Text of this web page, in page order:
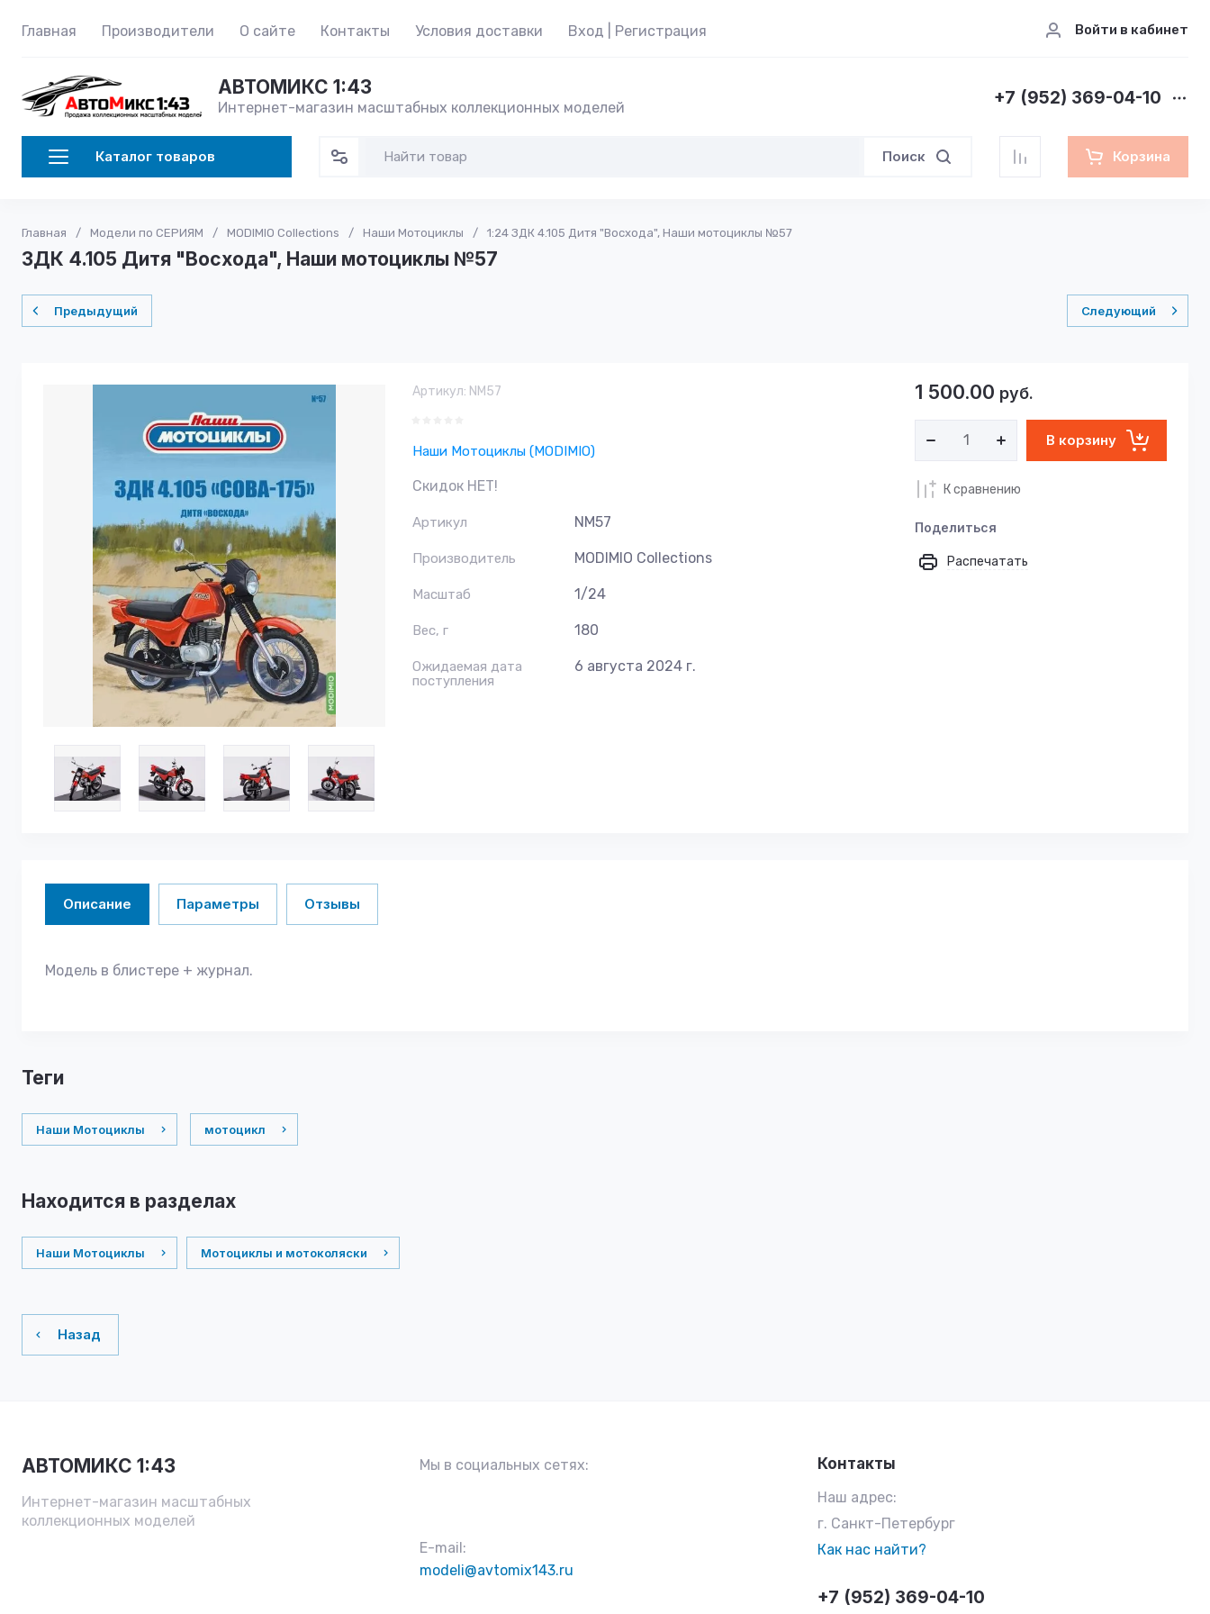
Главная Производители О сайте Контакты Условия доставки Вход | Регистрация Войти в кабинет
АВТОМИКС 1:43
Интернет-магазин масштабных коллекционных моделей +7 (952) 369-04-10
Каталог товаров Поиск Корзина
Главная / Модели по СЕРИЯМ / MODIMIO Collections / Наши Мотоциклы / 1:24 ЗДК 4.105 Дитя "Восхода", Наши мотоциклы №57
ЗДК 4.105 Дитя "Восхода", Наши мотоциклы №57
Предыдущий Следующий
Артикул: NM57
Наши Мотоциклы (MODIMIO)
Скидок НЕТ!
Артикул NM57
Производитель MODIMIO Collections
Масштаб 1/24
Вес, г 180
Ожидаемая дата
поступления
6 августа 2024 г.
1 500.00 руб.
В корзину
К сравнению
Поделиться
Распечатать
Описание Параметры Отзывы
Модель в блистере + журнал.
теги
Наши Мотоциклы мотоцикл
Находится в разделах
Наши Мотоциклы Мотоциклы и мотоколяски
Назад
АВТОМИКС 1:43
Интернет-магазин масштабных
коллекционных моделей
Мы в социальных сетях:
E-mail:
modeli@avtomix143.ru
Контакты
Наш адрес:
г. Санкт-Петербург
Как нас найти?
+7 (952) 369-04-10